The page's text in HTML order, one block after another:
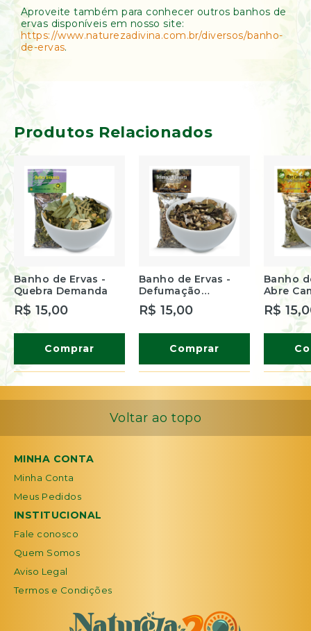
Aproveite também para conhecer outros banhos de
ervas disponíveis em nosso site:
https://www.naturezadivina.com.br/diversos/banho-
de-ervas.
Produtos Relacionados
Banho de Ervas -
Quebra Demanda
R$ 15,00
Comprar
Banho de Ervas -
Defumação
Completa
R$ 15,00
Comprar
Banho
Abre
R$
Voltar ao topo
MINHA CONTA
Minha Conta
Meus Pedidos
INSTITUCIONAL
Fale conosco
Quem Somos
Aviso Legal
Termos e Condições